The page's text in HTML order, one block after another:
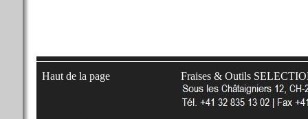
Haut de la page Fraises & Outils